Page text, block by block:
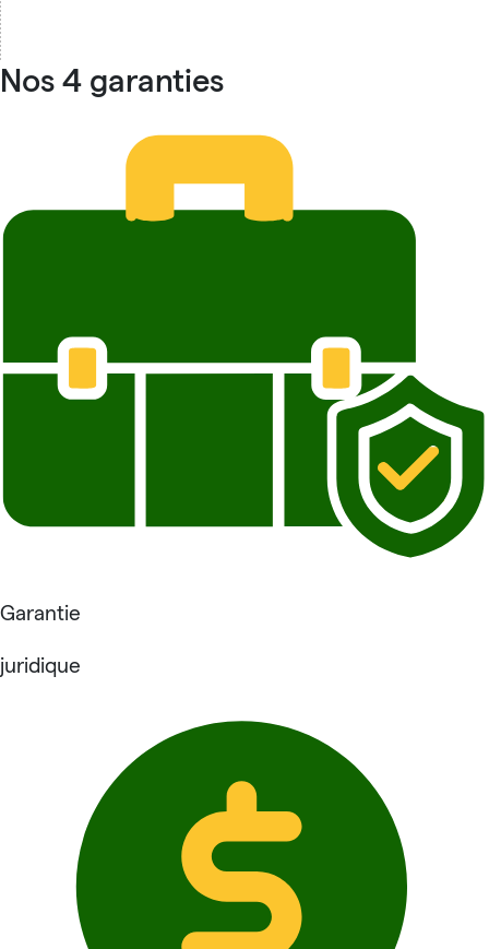
Nos 4 garanties
Garantie
juridique